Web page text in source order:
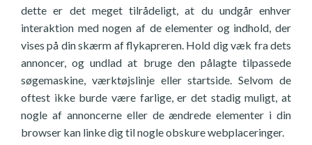
dette er det meget tilrådeligt, at du undgår enhver
interaktion med nogen af de elementer og indhold, der
vises på din skærm af flykapreren. Hold dig væk fra dets
annoncer, og undlad at bruge den pålagte tilpassede
søgemaskine, værktøjslinje eller startside. Selvom de
oftest ikke burde være farlige, er det stadig muligt, at
nogle af annoncerne eller de ændrede elementer i din
browser kan linke dig til nogle obskure webplaceringer.